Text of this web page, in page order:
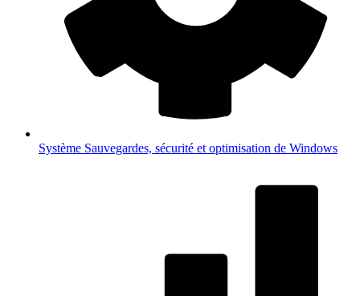
Système Sauvegardes, sécurité et optimisation de Windows